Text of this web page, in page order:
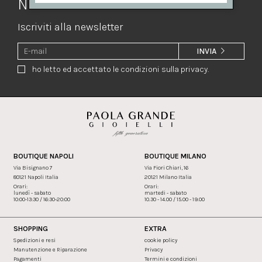
Newsletter
Iscriviti alla newsletter
ho letto ed accettato le condizioni sulla privacy.
INVIA
BOUTIQUE NAPOLI
Via Bisignano 7
80121 Napoli Italia
Orari:
lunedì - sabato
10:00-13:30 / 16:30-20:00
BOUTIQUE MILANO
Via Fiori Chiari, 16
20121 Milano Italia
Orari:
martedi - sabato
10.30 - 14.00 / 15.00 - 19.00
SHOPPING
Spedizioni e resi
Manutenzione e Riparazione
Pagamenti
EXTRA
cookie policy
Privacy
Termini e condizioni